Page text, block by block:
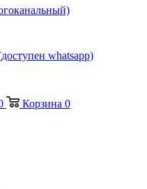
whatsapp)
Корзина 0